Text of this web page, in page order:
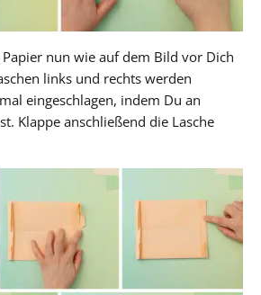
Papier nun wie auf dem Bild vor Dich
links und rechts werden
eingeschlagen, indem Du an
Klappe anschließend die Lasche